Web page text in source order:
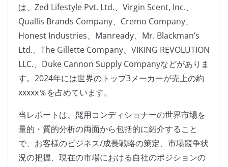
は、Zed Lifestyle Pvt. Ltd.、Virgin Scent, Inc.、
Quallis Brands Company、Cremo Company、
Honest Industries、Manready、Mr. Blackman’s
Ltd.、The Gillette Company、VIKING REVOLUTION
LLC.、Duke Cannon Supply Companyなどがありま
す。2024年には世界のトップ3メーカーが売上の約
xxxxx％を占めています。
当レポートは、髭用コンディショナーの世界市場を
量的・質的分析の両面から包括的に紹介すること
で、お客様のビジネス/成長戦略の策定、市場競争状
況の把握、現在の市場における自社のポジションの